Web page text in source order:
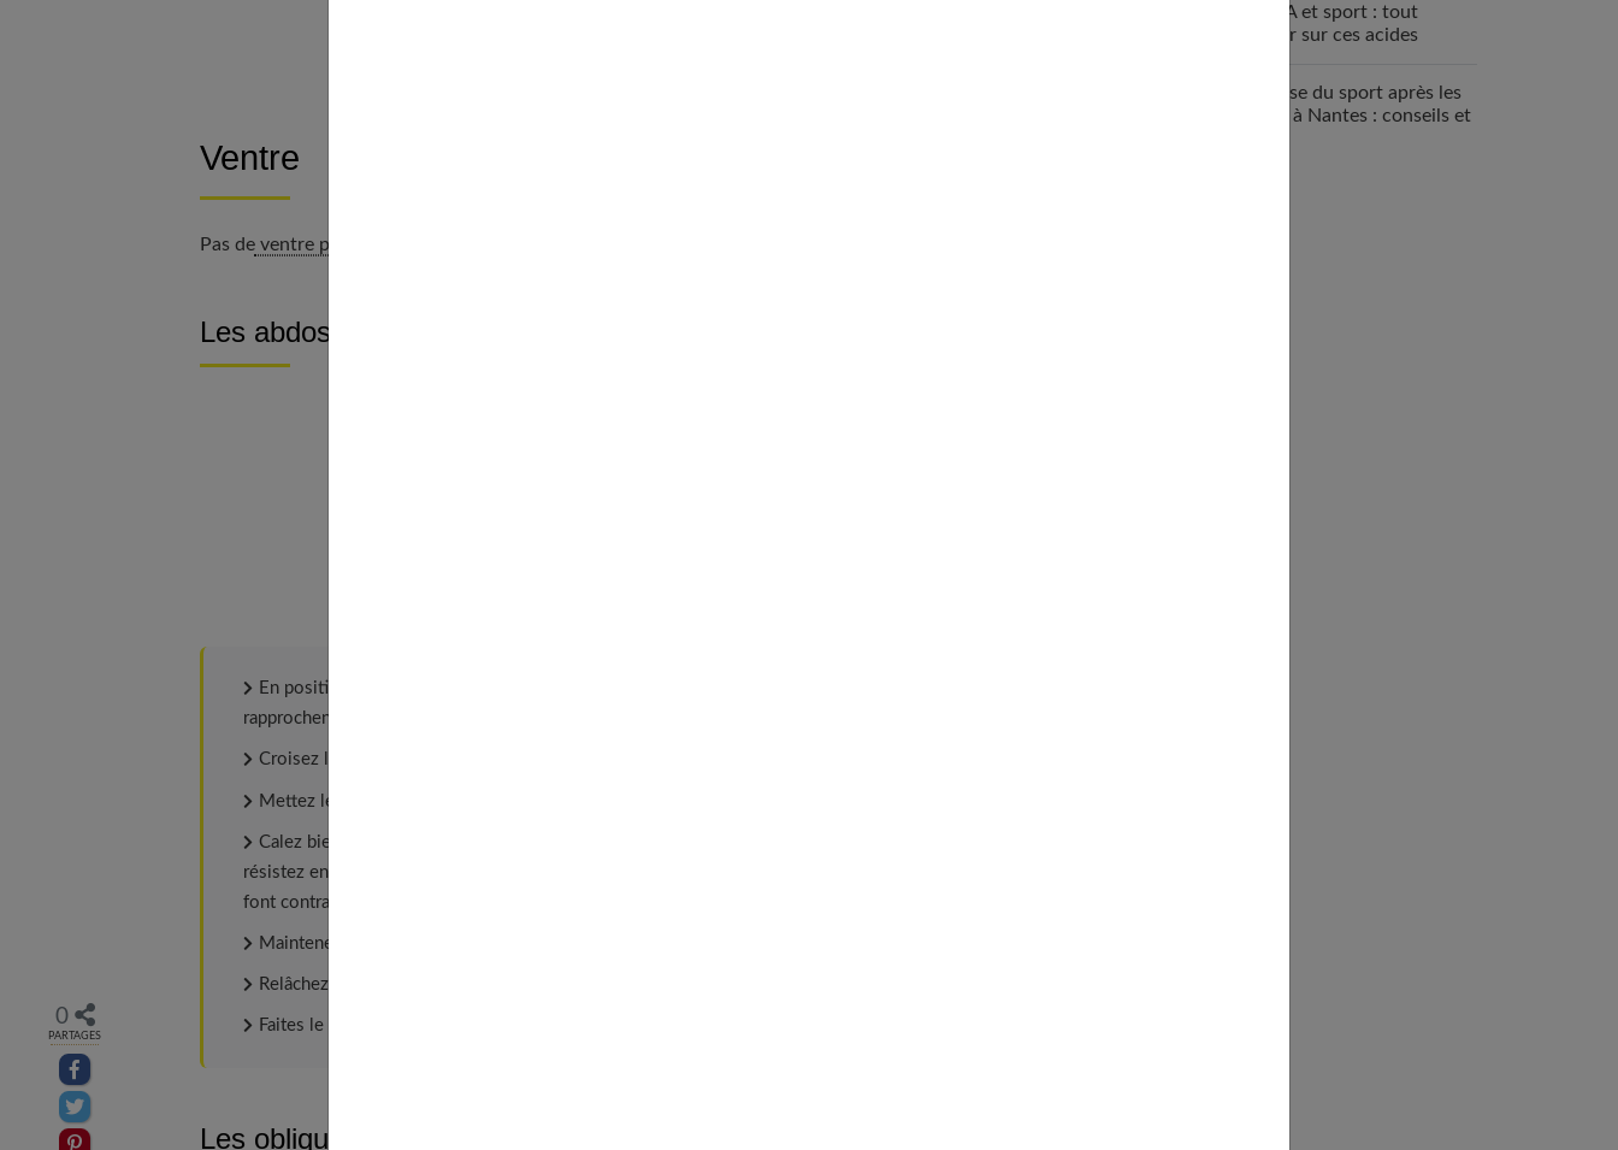
0
PARTAGES
Partager sur facebook
Partager sur Twitter
Epingler sur Pinterest
Ventre
Pas deventre plat
Les abdos
En position allongée sur le dos, repliez les jambes et décollez es pieds de sorte que les talons se
rapprochent des fesses ;
Croisez les pieds ;
Mettez les paumes de mains à plat sur les cuisses devant vous, presque à hauteur des genoux ;
Calez bien votre tête sans relever le menton ; essayez de ramener les genoux à la poitrine et
résistez en même temps avec vos mains pour empêcher le mouvement : les deux forces contraires
font contracter votre ventre ;
Maintenez la contraction en soufflant avec la bouche pendant 4 à 6 secondes ;
Relâchez la tension en inspirant sans modifier votre position ;
Faites le mouvement 10 fois de suite au minimum.
Les obliques
BCAA et sport : tout
savoir sur ces acides
Reprise du sport après les
fêtes à Nantes : conseils et